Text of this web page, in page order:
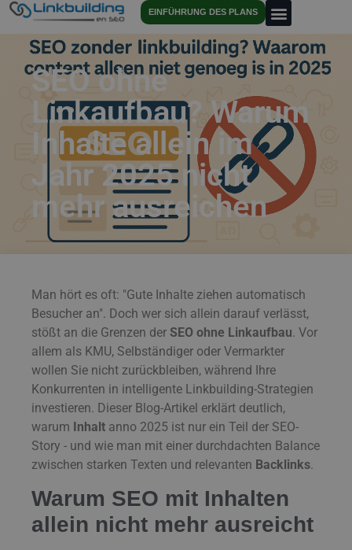
EINFÜHRUNG DES PLANS
SEO ohne
Linkaufbau? Warum
Inhalte allein im
Jahr 2025 nicht
mehr ausreichen
Man hört es oft: "Gute Inhalte ziehen automatisch
Besucher an". Doch wer sich allein darauf verlässt,
stößt an die Grenzen der SEO ohne Linkaufbau. Vor
allem als KMU, Selbständiger oder Vermarkter
wollen Sie nicht zurückbleiben, während Ihre
Konkurrenten in intelligente Linkbuilding-Strategien
investieren. Dieser Blog-Artikel erklärt deutlich,
warum Inhalt anno 2025 ist nur ein Teil der SEO-
Story - und wie man mit einer durchdachten Balance
zwischen starken Texten und relevanten Backlinks.
Warum SEO mit Inhalten
allein nicht mehr ausreicht